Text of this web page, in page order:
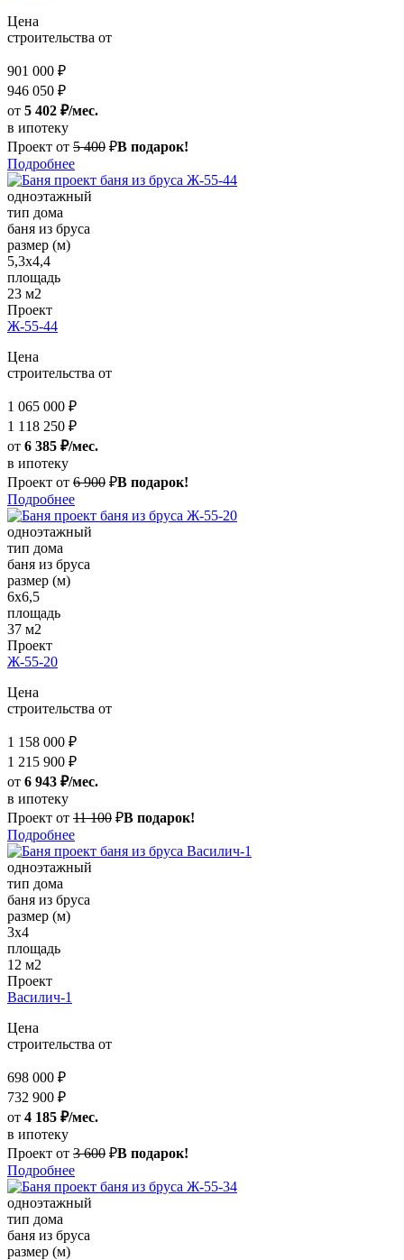
Цена
строительства от
901 000 ₽
946 050 ₽
от 5 402 ₽/мес.
в ипотеку
Проект от 5 400 ₽В подарок!
Подробнее
одноэтажный
тип дома
баня из бруса
размер (м)
5,3х4,4
площадь
23 м2
Проект
Ж-55-44
Цена
строительства от
1 065 000 ₽
1 118 250 ₽
от 6 385 ₽/мес.
в ипотеку
Проект от 6 900 ₽В подарок!
Подробнее
одноэтажный
тип дома
баня из бруса
размер (м)
6x6,5
площадь
37 м2
Проект
Ж-55-20
Цена
строительства от
1 158 000 ₽
1 215 900 ₽
от 6 943 ₽/мес.
в ипотеку
Проект от 11 100 ₽В подарок!
Подробнее
одноэтажный
тип дома
баня из бруса
размер (м)
3х4
площадь
12 м2
Проект
Василич-1
Цена
строительства от
698 000 ₽
732 900 ₽
от 4 185 ₽/мес.
в ипотеку
Проект от 3 600 ₽В подарок!
Подробнее
одноэтажный
тип дома
баня из бруса
размер (м)